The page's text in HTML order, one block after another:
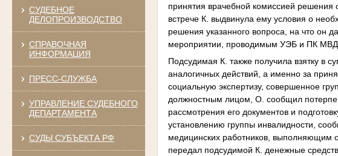
СУДЕБНОЕ
ДЕЛОПРОИЗВОДСТВО
СПРАВОЧНАЯ
ИНФОРМАЦИЯ
ПРЕСС-СЛУЖБА
УПРАВЛЕНИЕ СУДЕБНОГО
ДЕПАРТАМЕНТА
СУДЫ СУБЪЕКТА РФ
принятия врачебной комиссией решения
встрече К. выдвинула ему условия о
решения указанного вопроса, на что он
мероприятии, проводимым УЭБ и ПК МВД
Подсудимая К. также получила взятку в
аналогичных действий, а именно за
социальную экспертизу, совершенное
должностным лицом, О. сообщил
рассмотрения его документов и
установлению группы инвалидности,
медицинских работников, выполняющим
передал подсудимой К. денежные